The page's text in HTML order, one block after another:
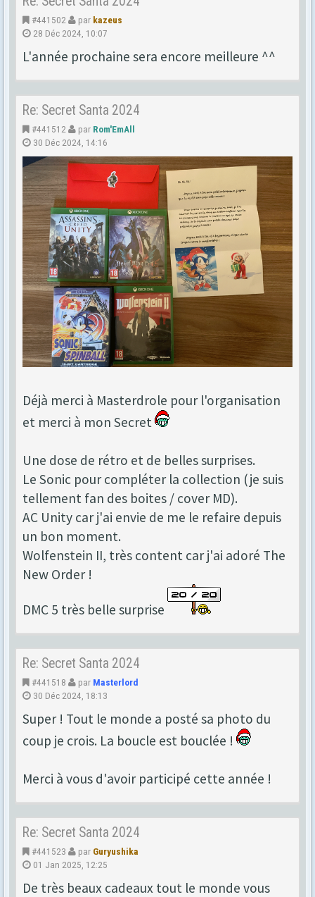
#441502 par kazeus
28 Déc 2024, 10:07
L'année prochaine sera encore meilleure ^^
Re: Secret Santa 2024
#441512 par Rom'EmAll
30 Déc 2024, 14:16
Déjà merci à Masterdrole pour l'organisation
et merci à mon Secret
Une dose de rétro et de belles surprises.
Le Sonic pour compléter la collection (je suis
tellement fan des boites / cover MD).
AC Unity car j'ai envie de me le refaire depuis
un bon moment.
Wolfenstein II, très content car j'ai adoré The
New Order !
DMC 5 très belle surprise
Re: Secret Santa 2024
#441518 par Masterlord
30 Déc 2024, 18:13
Super ! Tout le monde a posté sa photo du
coup je crois. La boucle est bouclée !
Merci à vous d'avoir participé cette année !
Re: Secret Santa 2024
#441523 par Guryushika
01 Jan 2025, 12:25
De très beaux cadeaux tout le monde vous